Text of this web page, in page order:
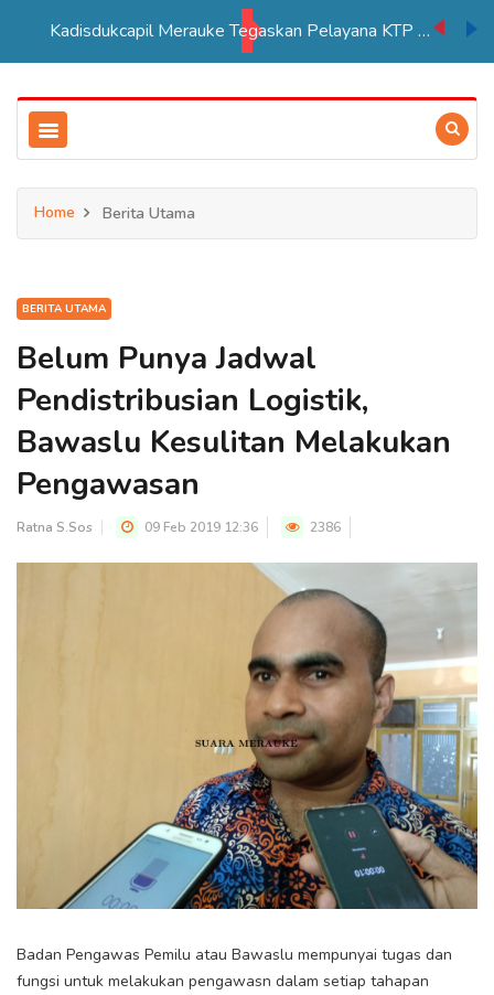
Kadisdukcapil Merauke Tegaskan Pelayana KTP Sesuai SOP
Home Berita Utama
BERITA UTAMA
Belum Punya Jadwal
Pendistribusian Logistik,
Bawaslu Kesulitan Melakukan
Pengawasan
Ratna S.Sos 09 Feb 2019 12:36 2386
Badan Pengawas Pemilu atau Bawaslu mempunyai tugas dan
fungsi untuk melakukan pengawasn dalam setiap tahapan